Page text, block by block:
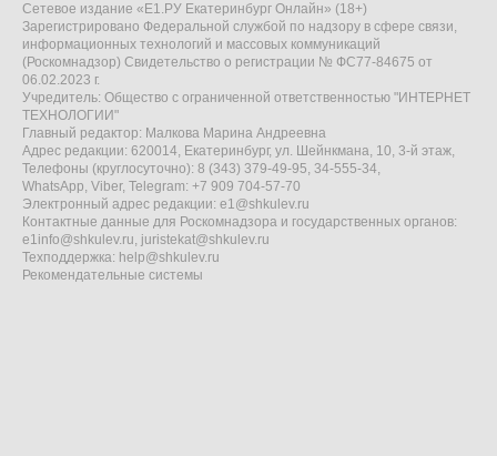
Сетевое издание «Е1.РУ Екатеринбург Онлайн» (18+)
Зарегистрировано Федеральной службой по надзору в сфере связи,
информационных технологий и массовых коммуникаций
(Роскомнадзор) Свидетельство о регистрации № ФС77-84675 от
06.02.2023 г.
Учредитель: Общество с ограниченной ответственностью "ИНТЕРНЕТ
ТЕХНОЛОГИИ"
Главный редактор: Малкова Марина Андреевна
Адрес редакции: 620014, Екатеринбург, ул. Шейнкмана, 10, 3-й этаж,
Телефоны (круглосуточно): 8 (343) 379-49-95, 34-555-34,
WhatsApp, Viber, Telegram: +7 909 704-57-70
Электронный адрес редакции: e1@shkulev.ru
Контактные данные для Роскомнадзора и государственных органов:
e1info@shkulev.ru, juristekat@shkulev.ru
Техподдержка: help@shkulev.ru
Рекомендательные системы